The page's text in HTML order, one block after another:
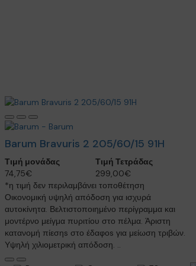
Barum Bravuris 2 205/60/15 91H
Τιμή μονάδας
Τιμή Τετράδας
74,75€
299,00€
*η τιμή δεν περιλαμβάνει τοποθέτηση
Οικονομική υψηλή απόδοση για ισχυρά
αυτοκίνητα. Βελτιστοποιημένο περίγραμμα και
μοντέρνο μείγμα πυριτίου στο πέλμα. Άριστη
κατανομή πίεσηs στο έδαφοs για μείωση τριβών.
Υψηλή χιλιομετρική απόδοση. ..